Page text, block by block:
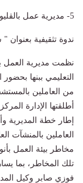
5- مديرية عمل بالقليوبية
ندوة تثقيفية بعنوان
نظمت مديرية العمل
من العاملين
أطلقتها الإدارة
إطار خطة المديرية
العاملين بالمنشآت
مخاطر بيئة العمل
تلك المخاطر، بما
فوزي صابر وكيل